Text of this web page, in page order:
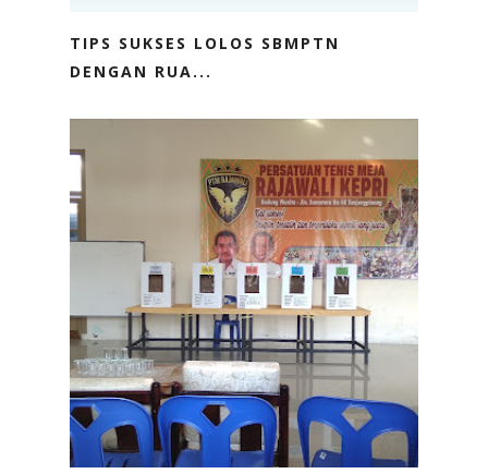
TIPS SUKSES LOLOS SBMPTN
DENGAN RUA...